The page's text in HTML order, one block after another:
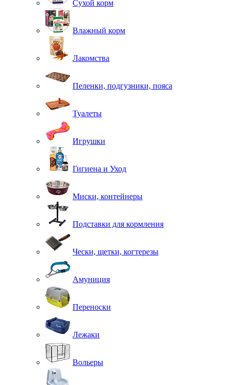
Сухой корм
Влажный корм
Лакомства
Пеленки, подгузники, пояса
Туалеты
Игрушки
Гигиена и Уход
Миски, контейнеры
Подставки для кормления
Чески, щетки, когтерезы
Амуниция
Переноски
Лежаки
Вольеры